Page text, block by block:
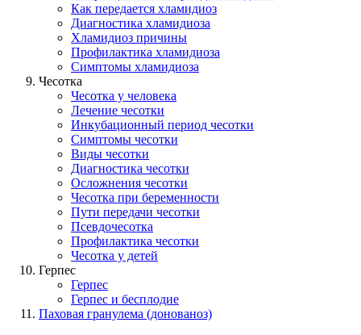
Как передается хламидиоз
Диагностика хламидиоза
Хламидиоз причины
Профилактика хламидиоза
Симптомы хламидиоза
Чесотка
Чесотка у человека
Лечение чесотки
Инкубационный период чесотки
Симптомы чесотки
Виды чесотки
Диагностика чесотки
Осложнения чесотки
Чесотка при беременности
Пути передачи чесотки
Псевдочесотка
Профилактика чесотки
Чесотка у детей
Герпес
Герпес
Герпес и бесплодие
Паховая гранулема (донованоз)